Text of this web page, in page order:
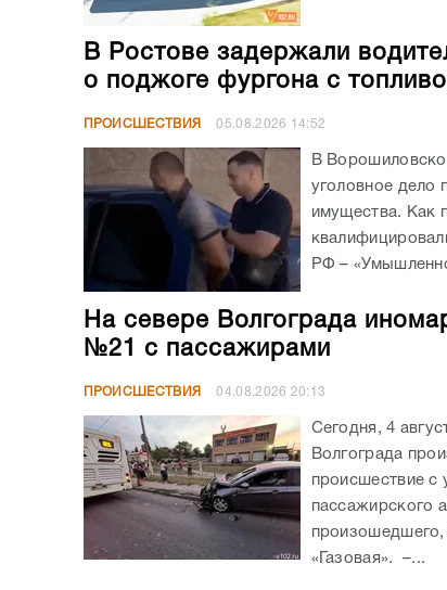
В Ростове задержали
о поджоге фургона с
ПРОИСШЕСТВИЯ 05.08.2026 14:52
В
уголовное дело
имущества. Как
РФ –
На севере Волгограда
№21 с пассажирами
ПРОИСШЕСТВИЯ 04.08.2026 20:13
Сегодня, 4
Волгограда
происшествие с
пассажирского
произошедшего,
«Газовая». –...